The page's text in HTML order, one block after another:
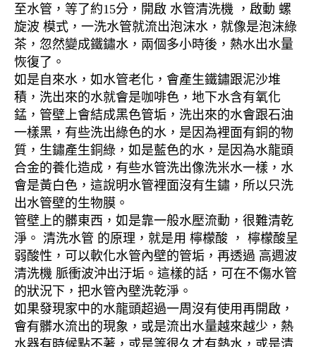
至水管，等了約15分，開啟 水管清洗機 ，啟動 螺
旋波 模式，一洗水管就流出泡沫水，就像是泡沫綠
茶，忽然變成鐵鏽水，兩個多小時後，熱水出水量
恢復了。
如是自來水，如水管老化，會產生鐵鏽跟泥沙堆
積，洗出來的水就會是咖啡色，地下水含有氧化
錳，管壁上會結成黑色管垢，洗出來的水會跟石油
一樣黑，有些洗出綠色的水，是因為裡面有銅的物
質，生鏽產生銅綠，如是藍色的水，是因為水龍頭
合金的養化造成，有些水管洗出像洗米水一樣，水
會是黃白色，這說明水管裡面沒有生鏽，所以只洗
出水管壁的生物膜。
管壁上的髒東西，如是靠一般水壓流動，很難清乾
淨。 清洗水管 的原理，就是用 檸檬酸 ， 檸檬酸呈
弱酸性，可以軟化水管內壁的管垢，再透過 高週波
清洗機 脈衝波沖出汙垢。這樣的話，可在不傷水管
的狀況下，把水管內壁洗乾淨。
如果發現家中的水龍頭超過一周沒有使用再開啟，
會有髒水流出的現象，或是流出水量越來越少，熱